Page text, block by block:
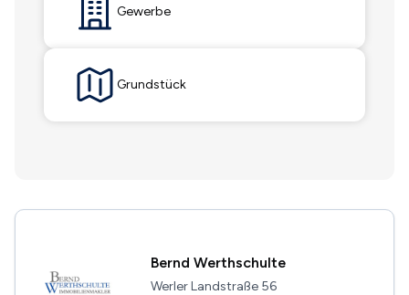
Gewerbe
Grundstück
Bernd Werthschulte
Werler Landstraße 56